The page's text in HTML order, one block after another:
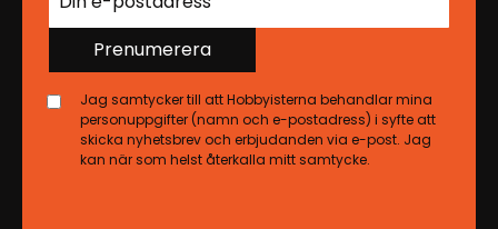
Prenumerera
Jag samtycker till att Hobbyisterna behandlar mina
personuppgifter (namn och e-postadress) i syfte att
skicka nyhetsbrev och erbjudanden via e-post. Jag
kan när som helst återkalla mitt samtycke.